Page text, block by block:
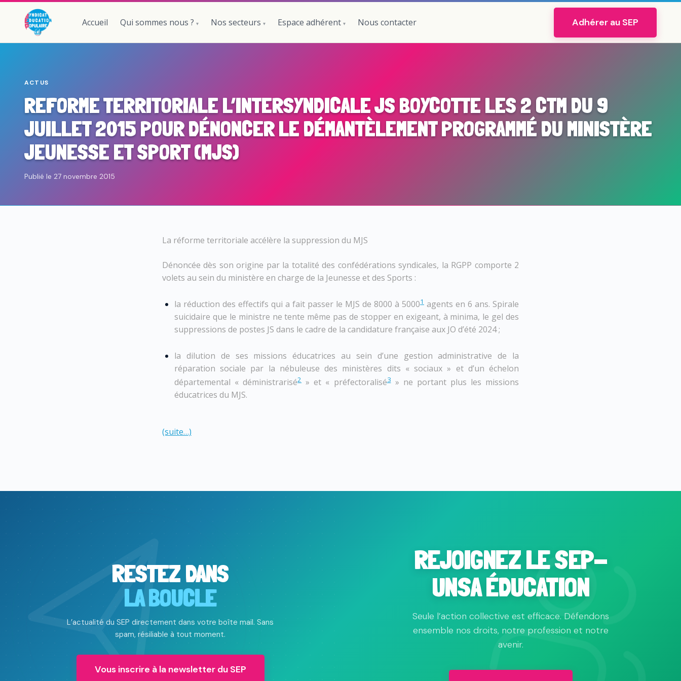
Accueil Qui sommes nous ? Nos secteurs Espace adhérent Nous contacter Adhérer au SEP
ACTUS
REFORME TERRITORIALE L’INTERSYNDICALE JS BOYCOTTE LES 2 CTM DU 9
JUILLET 2015 POUR DÉNONCER LE DÉMANTÈLEMENT PROGRAMMÉ DU MINISTÈRE
JEUNESSE ET SPORT (MJS)
Publié le 27 novembre 2015
La réforme territoriale accélère la suppression du MJS
Dénoncée dès son origine par la totalité des confédérations syndicales, la RGPP comporte 2
volets au sein du ministère en charge de la Jeunesse et des Sports :
la réduction des effectifs qui a fait passer le MJS de 8000 à 50001 agents en 6 ans. Spirale
suicidaire que le ministre ne tente même pas de stopper en exigeant, à minima, le gel des
suppressions de postes JS dans le cadre de la candidature française aux JO d’été 2024 ;
la dilution de ses missions éducatrices au sein d’une gestion administrative de la
réparation sociale par la nébuleuse des ministères dits « sociaux » et d’un échelon
départemental « déministrarisé2» et « préfectoralisé3» ne portant plus les missions
éducatrices du MJS.
(suite…)
RESTEZ DANS
LA BOUCLE
L’actualité du SEP directement dans votre boîte mail. Sans
spam, résiliable à tout moment.
Vous inscrire à la newsletter du SEP
REJOIGNEZ LE SEP-
UNSA ÉDUCATION
Seule l’action collective est efficace. Défendons
ensemble nos droits, notre profession et notre
avenir.